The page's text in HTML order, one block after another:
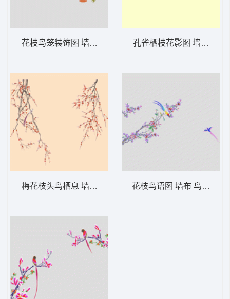
花枝鸟笼装饰图 墙布 鸟语花香 背景墙
梅花枝头鸟栖息 墙布 鸟语花香 背景墙花枝鸟语图 墙布 鸟语花香